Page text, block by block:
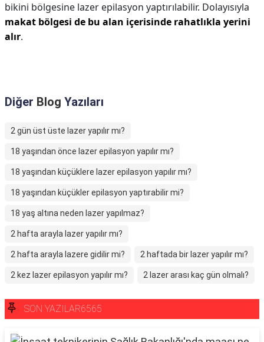
bikini bölgesine lazer epilasyon yaptırılabilir. Dolayısıyla
makat bölgesi de bu alan içerisinde rahatlıkla yerini
alır.
Diğer Blog Yazıları
2 gün üst üste lazer yapılır mı?
18 yaşından önce lazer epilasyon yapılır mı?
18 yaşından küçüklere lazer epilasyon yapılır mı?
18 yaşından küçükler epilasyon yaptırabilir mi?
18 yaş altına neden lazer yapılmaz?
2 hafta arayla lazer yapılır mı?
2 hafta arayla lazere gidilir mi? 2 haftada bir lazer yapılır mı?
2 kez lazer epilasyon yapılır mı? 2 lazer arası kaç gün olmalı?
SON YAZILAR6565